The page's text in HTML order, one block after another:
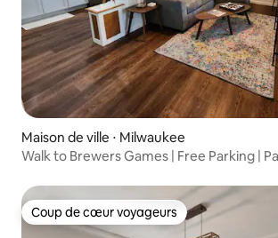
Maison de ville ⋅ Milwaukee
Walk to Brewers Games | Free Parking |
Coup de cœur voyageurs
Coup de cœur voyageurs